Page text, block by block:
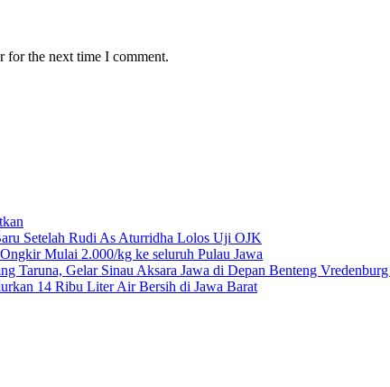
for the next time I comment.
Setelah Rudi As Aturridha Lolos Uji OJK
Mulai 2.000/kg ke seluruh Pulau Jawa
Taruna, Gelar Sinau Aksara Jawa di Depan Benteng
14 Ribu Liter Air Bersih di Jawa Barat